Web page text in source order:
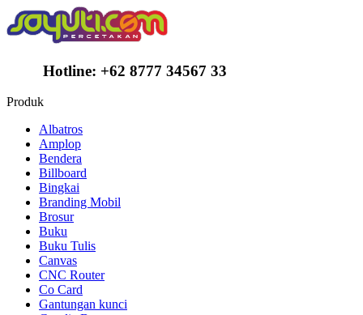
Hotline: +62 8777 34567 33
Produk
Albatros
Amplop
Bendera
Billboard
Bingkai
Branding Mobil
Brosur
Buku
Buku Tulis
Canvas
CNC Router
Co Card
Gantungan kunci